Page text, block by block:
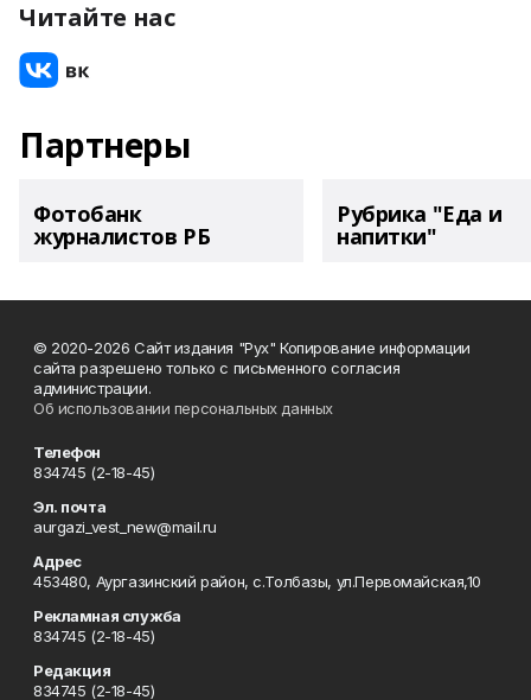
Читайте нас
Партнеры
Фотобанк
журналистов РБ
Рубрика "Еда и
напитки"
© 2020-2026 Сайт издания "Рух" Копирование информации
сайта разрешено только с письменного согласия
администрации.
Об использовании персональных данных
Телефон
834745 (2-18-45)
Эл. почта
aurgazi_vest_new@mail.ru
Адрес
453480, Аургазинский район, с.Толбазы, ул.Первомайская,10
Рекламная служба
834745 (2-18-45)
Редакция
834745 (2-18-45)